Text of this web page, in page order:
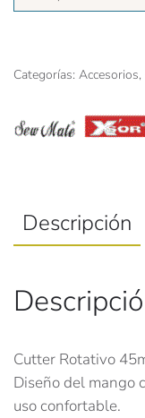
Categorías: Accesorios,
Descripción
Cutter Rotativo
Diseño del mango
uso confortable.